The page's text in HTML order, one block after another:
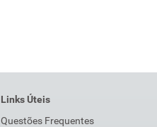
Links Úteis
Questões Frequentes